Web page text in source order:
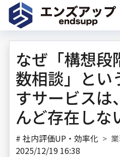
なぜ「構想段
数相談」とい
すサービスは
んど存在しな
#社内評価UP・効率化
2025/12/19 16:38